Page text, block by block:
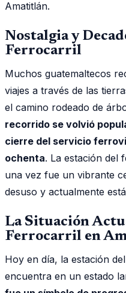
Amatitlán.
Nostalgia y
Ferrocarril
Muchos guatemaltecos
viajes a través de las
el camino rodeado de
recorrido se volvió
cierre del servicio
ochenta. La estación del
una vez fue un vibrante
desuso y actualmente
La Situación
Ferrocarril en
Hoy en día, la estación
encuentra en un estado